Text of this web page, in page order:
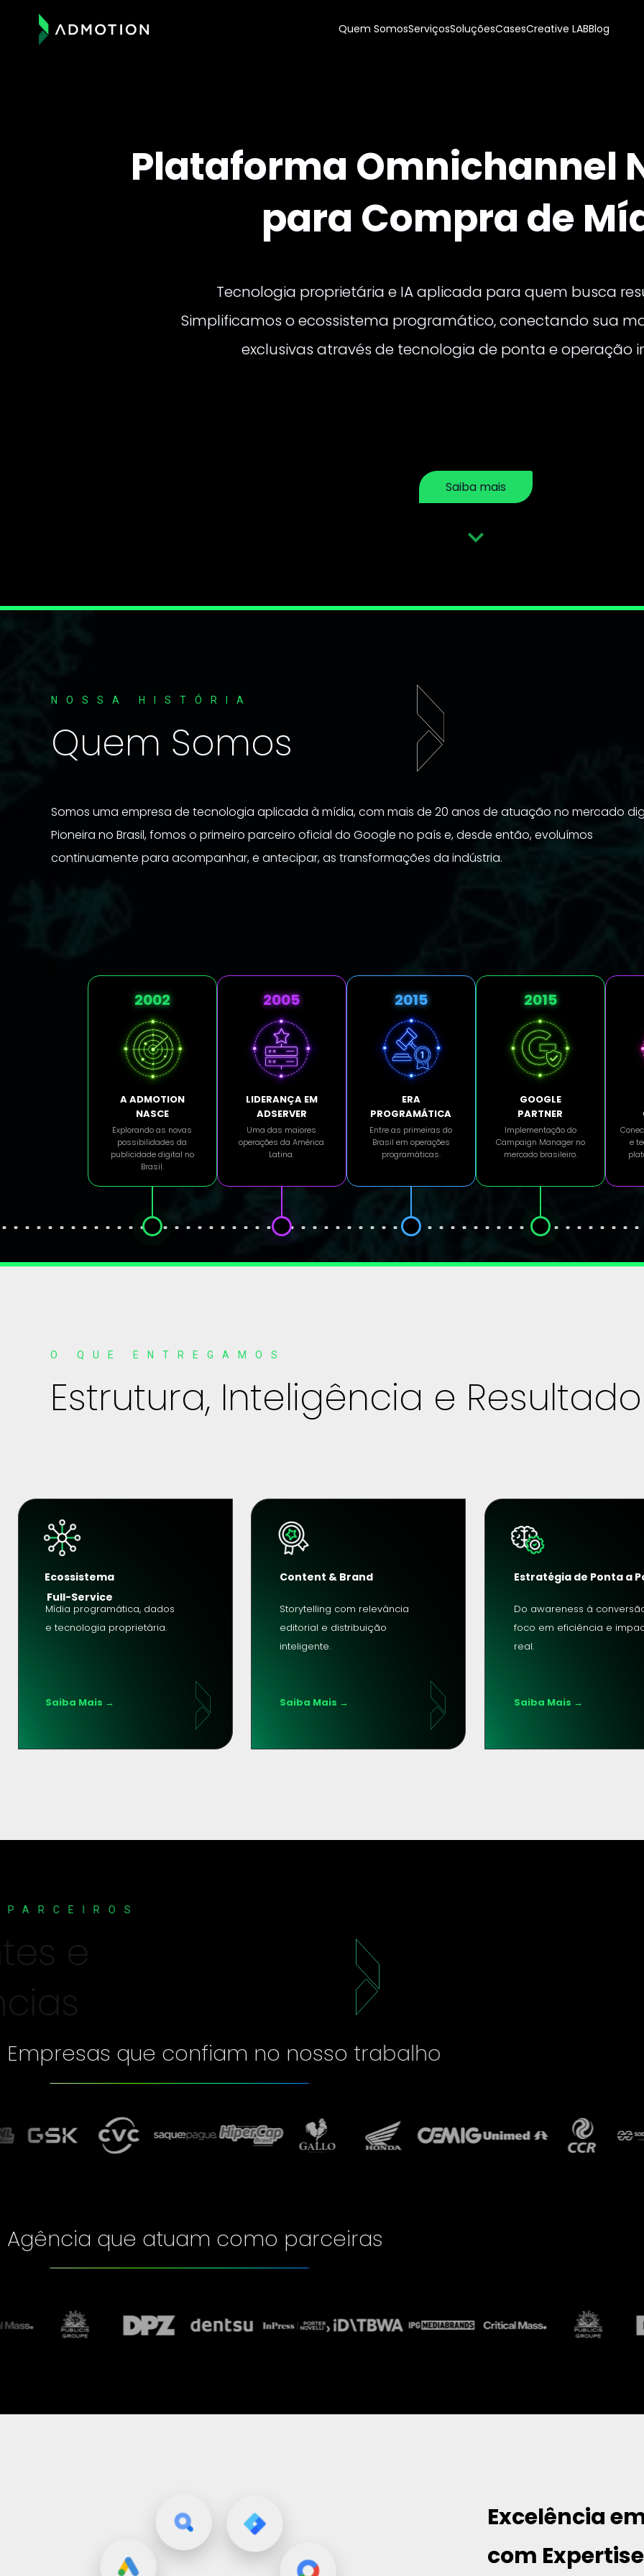
Plataforma Omnichannel
para Compra de
Tecnologia proprietária e IA aplicada para quem busca
Simplificamos o ecossistema programático, conectando sua
exclusivas através de tecnologia de ponta e operação
Saiba mais
NOSSA HISTÓRIA
Quem Somos
Somos uma empresa de tecnologia aplicada à mídia, com mais de 20 anos de atuação no mercado
Pioneira no Brasil, fomos o primeiro parceiro oficial do Google no país e, desde então, evoluímos
continuamente para acompanhar, e antecipar, as transformações da indústria.
2002
A ADMOTION
NASCE
Explorando as novas
possibilidades da
publicidade digital no
Brasil.
2005
LIDERANÇA EM
ADSERVER
Uma das maiores
operações da América
Latina.
2015
ERA
PROGRAMÁTICA
Entre as primeiras do
Brasil em operações
programáticas.
2015
GOOGLE
PARTNER
Implementação do
Campaign Manager no
mercado brasileiro.
e
O QUE ENTREGAMOS
Estrutura, Inteligência e Resultado
Estratégia de Ponta a
Ecossistema
Full-Service
Content & Brand
Do awareness à
foco em eficiência e
real.
Saiba Mais →
Mídia programática, dados
e tecnologia proprietária.
Saiba Mais →
Storytelling com relevância
editorial e distribuição
inteligente.
Saiba Mais →
PARCEIROS
Clientes e
Agências
Empresas que confiam no nosso trabalho
Agência que atuam como parceiras
Excelência
com
Quem SomosServiçosSoluçõesCasesCreative LABBlog